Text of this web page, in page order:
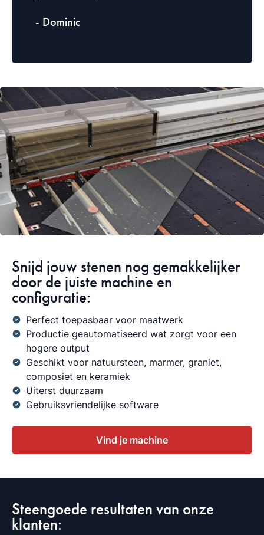
- Dominic
Snijd jouw stenen nog gemakkelijker
door de juiste machine en
configuratie:
Perfect toepasbaar voor maatwerk
Productie geautomatiseerd wat zorgt voor een
hogere output
Geschikt voor natuursteen, marmer, graniet,
composiet en keramiek
Uiterst duurzaam
Gebruiksvriendelijke software
Vind je machine
Steengoede resultaten van onze
klanten: